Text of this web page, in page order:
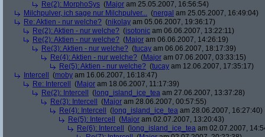
Re(2): MorphoSys (Major am 25.05.2007, 16:56:54)
Milchpulver, ich sage nur Milchpulver... (nergal am 25.05.2007, 16:49:04)
Re: Aktien - nur welche? (nikolay am 05.06.2007, 19:36:17)
Re(2): Aktien - nur welche? (isotonic am 06.06.2007, 13:22:11)
Re(2): Aktien - nur welche? (Major am 06.06.2007, 14:26:19)
Re(3): Aktien - nur welche? (tucay am 06.06.2007, 18:17:39)
Re(4): Aktien - nur welche? (Major am 07.06.2007, 03:33:15)
Re(5): Aktien - nur welche? (tucay am 12.06.2007, 17:35:17)
Intercell
(moby am 16.06.2007, 16:18:47)
Re: Intercell
(Major am 18.06.2007, 11:17:39)
Re(2): Intercell
( long_island_ice_tea am 27.06.2007, 13:37:28)
Re(3): Intercell
(Major am 28.06.2007, 00:57:55)
Re(4): Intercell
( long_island_ice_tea am 28.06.2007, 16:27:40)
Re(5): Intercell
(Major am 02.07.2007, 13:20:43)
Re(6): Intercell
( long_island_ice_tea am 02.07.2007,